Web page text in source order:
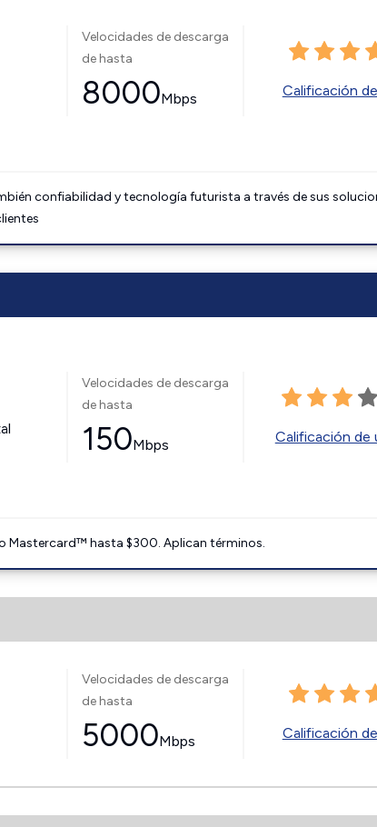
Velocidades de descarga
de hasta
8000Mbps Calificación
confiabilidad y tecnología futurista a través de sus
Velocidades de descarga
de hasta
150Mbps Calificación de
Mastercard™ hasta $300. Aplican términos.
Velocidades de descarga
de hasta
5000Mbps Calificación